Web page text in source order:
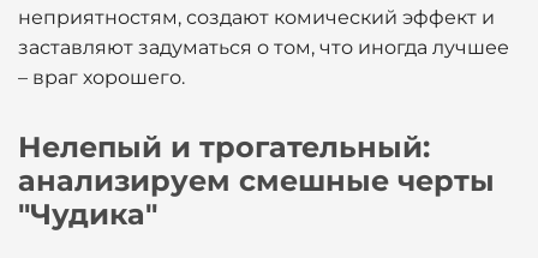
неприятностям, создают комический эффект и
заставляют задуматься о том, что иногда лучшее
– враг хорошего.
Нелепый и трогательный:
анализируем смешные черты
"Чудика"